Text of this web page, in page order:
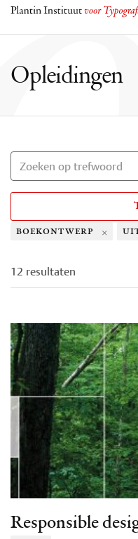
Opleidingen
boekontwerp ×
12 resultaten
Responsible